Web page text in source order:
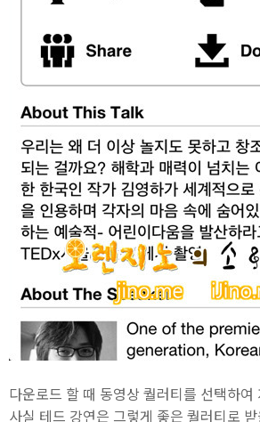
다운로드 할 때 동영상 퀄러티를 선택하
사실 테드 강연은 그렇게 좋은 퀄러티로